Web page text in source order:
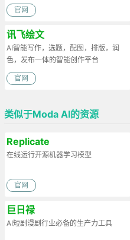
官网
讯飞绘文
AI智能写作，选题，配图，排版，润
色，发布一体的智能创作平台
官网
类似于Moda AI的资源
Replicate
在线运行开源机器学习模型
官网
巨日禄
AI短剧漫剧行业必备的生产力工具